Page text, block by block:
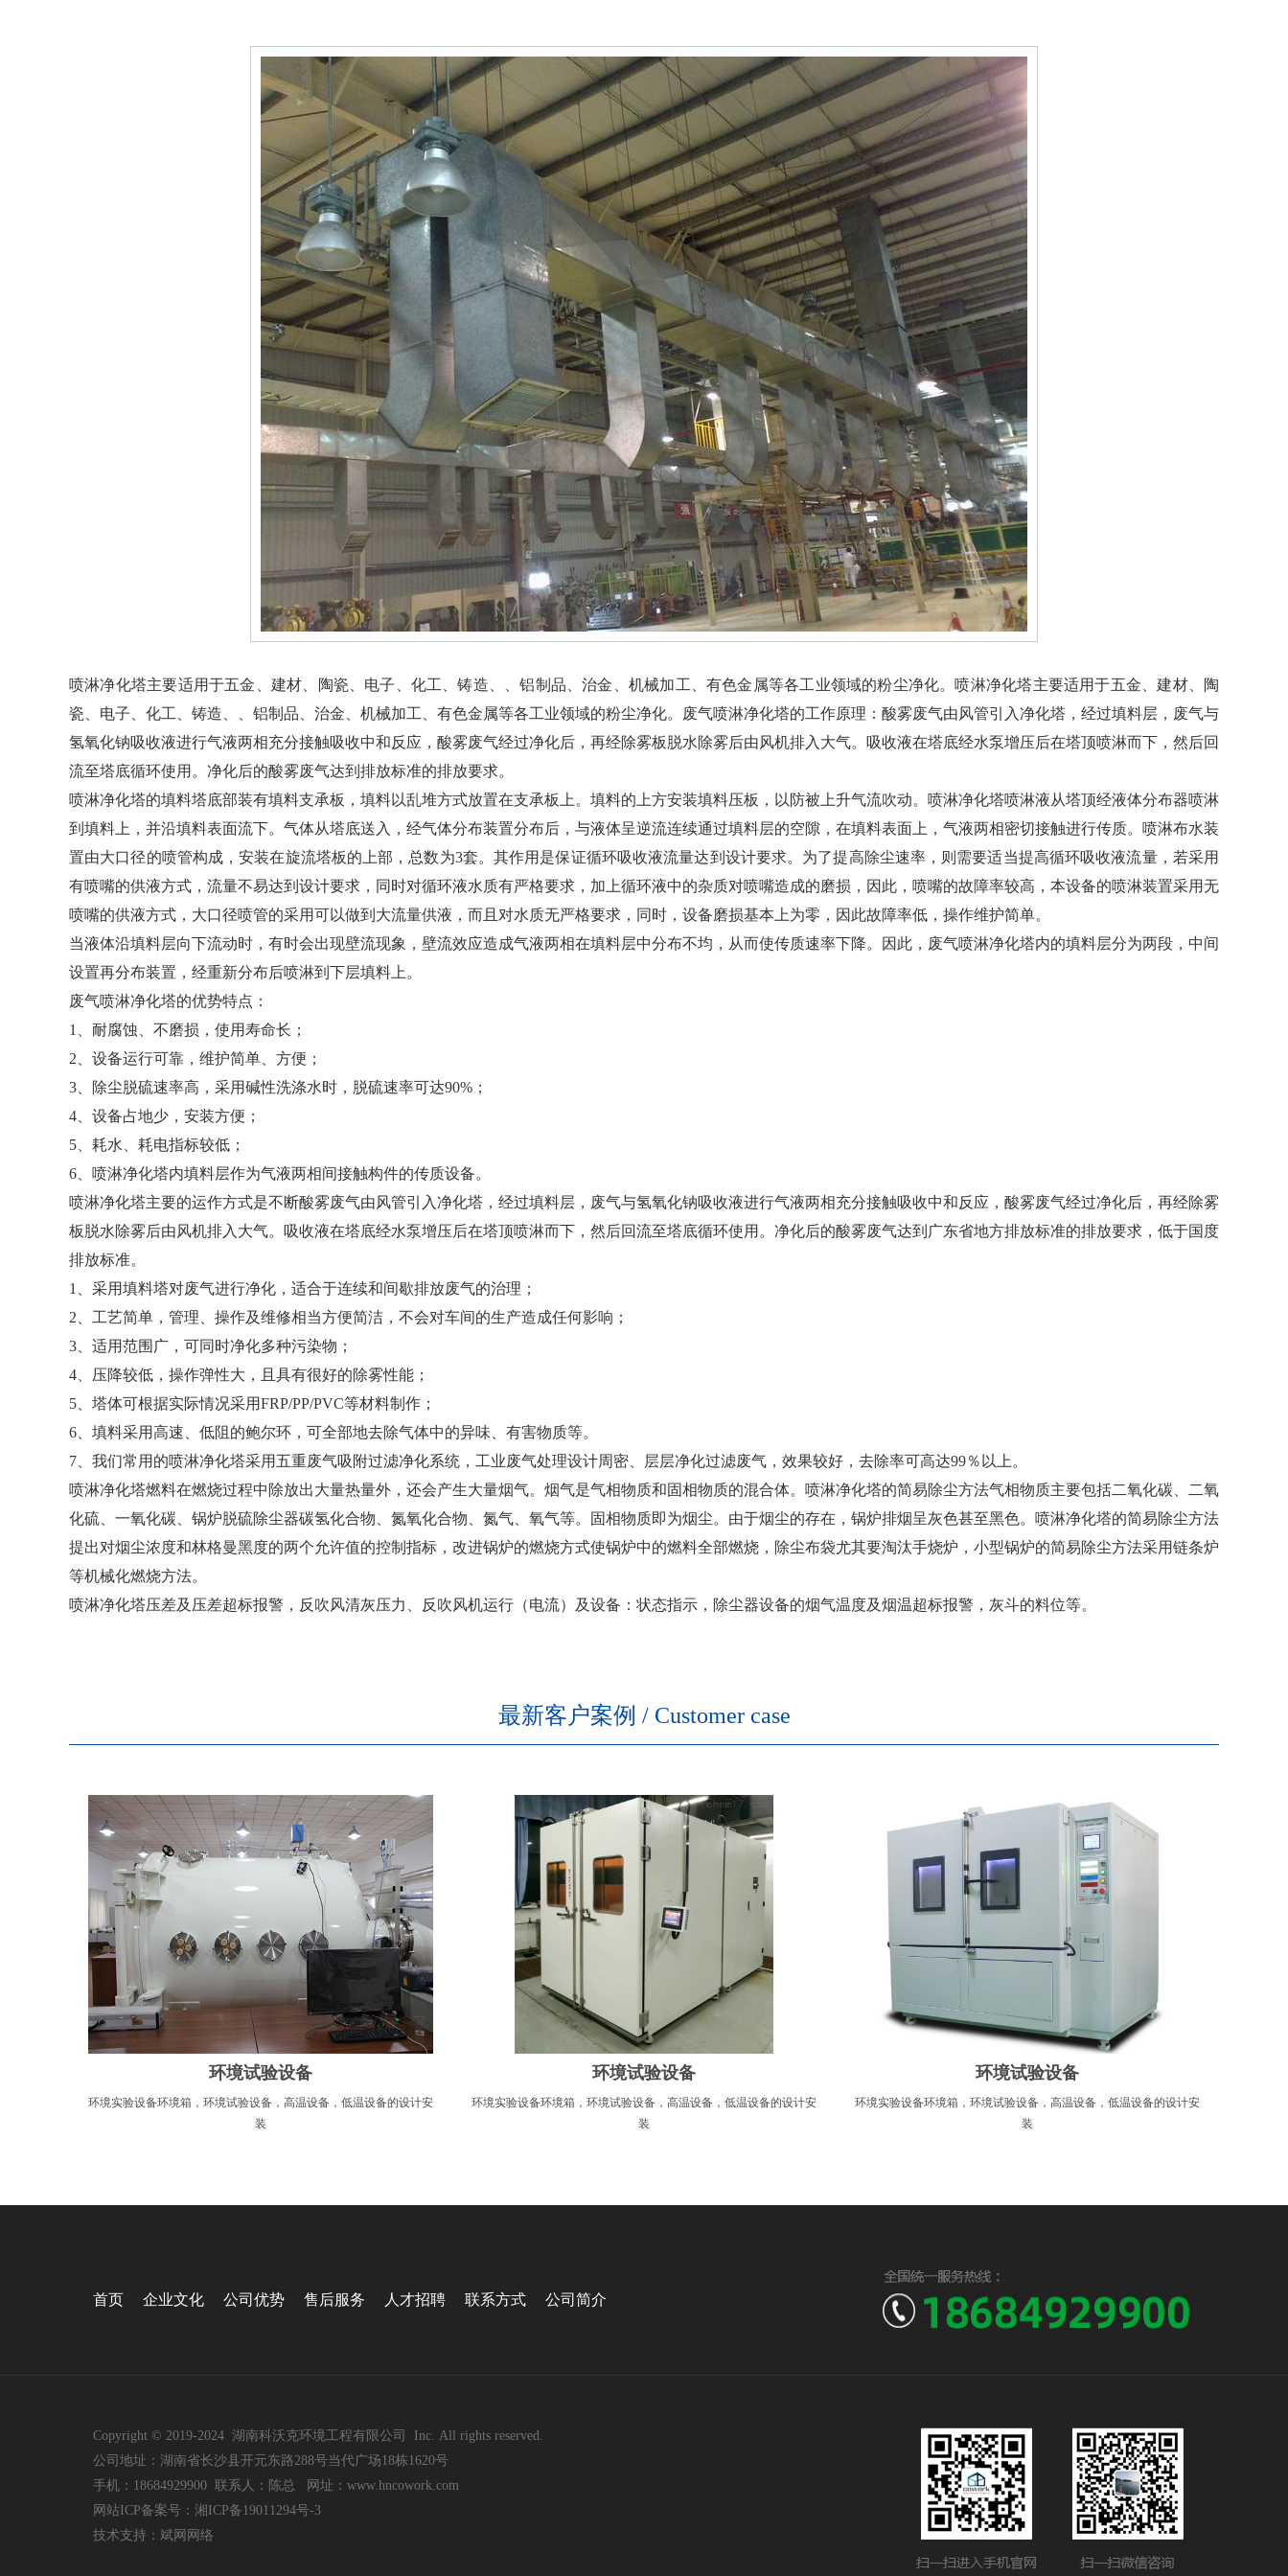
喷淋净化塔主要适用于五金、建材、陶瓷、电子、化工、铸造、、铝制品、治金、机械加工、有色金属等各工业领域的粉尘净化。喷淋净化塔主要适用于五金、建材、陶
瓷、电子、化工、铸造、、铝制品、治金、机械加工、有色金属等各工业领域的粉尘净化。废气喷淋净化塔的工作原理：酸雾废气由风管引入净化塔，经过填料层，废气与
氢氧化钠吸收液进行气液两相充分接触吸收中和反应，酸雾废气经过净化后，再经除雾板脱水除雾后由风机排入大气。吸收液在塔底经水泵增压后在塔顶喷淋而下，然后回
流至塔底循环使用。净化后的酸雾废气达到排放标准的排放要求。
喷淋净化塔的填料塔底部装有填料支承板，填料以乱堆方式放置在支承板上。填料的上方安装填料压板，以防被上升气流吹动。喷淋净化塔喷淋液从塔顶经液体分布器喷淋
到填料上，并沿填料表面流下。气体从塔底送入，经气体分布装置分布后，与液体呈逆流连续通过填料层的空隙，在填料表面上，气液两相密切接触进行传质。喷淋布水装
置由大口径的喷管构成，安装在旋流塔板的上部，总数为3套。其作用是保证循环吸收液流量达到设计要求。为了提高除尘速率，则需要适当提高循环吸收液流量，若采用
有喷嘴的供液方式，流量不易达到设计要求，同时对循环液水质有严格要求，加上循环液中的杂质对喷嘴造成的磨损，因此，喷嘴的故障率较高，本设备的喷淋装置采用无
喷嘴的供液方式，大口径喷管的采用可以做到大流量供液，而且对水质无严格要求，同时，设备磨损基本上为零，因此故障率低，操作维护简单。
当液体沿填料层向下流动时，有时会出现壁流现象，壁流效应造成气液两相在填料层中分布不均，从而使传质速率下降。因此，废气喷淋净化塔内的填料层分为两段，中间
设置再分布装置，经重新分布后喷淋到下层填料上。
废气喷淋净化塔的优势特点：
1、耐腐蚀、不磨损，使用寿命长；
2、设备运行可靠，维护简单、方便；
3、除尘脱硫速率高，采用碱性洗涤水时，脱硫速率可达90%；
4、设备占地少，安装方便；
5、耗水、耗电指标较低；
6、喷淋净化塔内填料层作为气液两相间接触构件的传质设备。
喷淋净化塔主要的运作方式是不断酸雾废气由风管引入净化塔，经过填料层，废气与氢氧化钠吸收液进行气液两相充分接触吸收中和反应，酸雾废气经过净化后，再经除雾
板脱水除雾后由风机排入大气。吸收液在塔底经水泵增压后在塔顶喷淋而下，然后回流至塔底循环使用。净化后的酸雾废气达到广东省地方排放标准的排放要求，低于国度
排放标准。
1、采用填料塔对废气进行净化，适合于连续和间歇排放废气的治理；
2、工艺简单，管理、操作及维修相当方便简洁，不会对车间的生产造成任何影响；
3、适用范围广，可同时净化多种污染物；
4、压降较低，操作弹性大，且具有很好的除雾性能；
5、塔体可根据实际情况采用FRP/PP/PVC等材料制作；
6、填料采用高速、低阻的鲍尔环，可全部地去除气体中的异味、有害物质等。
7、我们常用的喷淋净化塔采用五重废气吸附过滤净化系统，工业废气处理设计周密、层层净化过滤废气，效果较好，去除率可高达99％以上。
喷淋净化塔燃料在燃烧过程中除放出大量热量外，还会产生大量烟气。烟气是气相物质和固相物质的混合体。喷淋净化塔的简易除尘方法气相物质主要包括二氧化碳、二氧
化硫、一氧化碳、锅炉脱硫除尘器碳氢化合物、氮氧化合物、氮气、氧气等。固相物质即为烟尘。由于烟尘的存在，锅炉排烟呈灰色甚至黑色。喷淋净化塔的简易除尘方法
提出对烟尘浓度和林格曼黑度的两个允许值的控制指标，改进锅炉的燃烧方式使锅炉中的燃料全部燃烧，除尘布袋尤其要淘汰手烧炉，小型锅炉的简易除尘方法采用链条炉
等机械化燃烧方法。
喷淋净化塔压差及压差超标报警，反吹风清灰压力、反吹风机运行（电流）及设备：状态指示，除尘器设备的烟气温度及烟温超标报警，灰斗的料位等。
最新客户案例 / Customer case
环境试验设备
环境实验设备环境箱，环境试验设备，高温设备，低温设备的设计安
装
环境试验设备
环境实验设备环境箱，环境试验设备，高温设备，低温设备的设计安
装
环境试验设备
环境实验设备环境箱，环境试验设备，高温设备，低温设备的设计安
装
首页 企业文化 公司优势 售后服务 人才招聘 联系方式 公司简介
Copyright © 2019-2024 湖南科沃克环境工程有限公司 Inc. All rights reserved.
公司地址：湖南省长沙县开元东路288号当代广场18栋1620号
手机：18684929900 联系人：陈总 网址：www.hncowork.com
网站ICP备案号：湘ICP备19011294号-3
技术支持： 斌网网络